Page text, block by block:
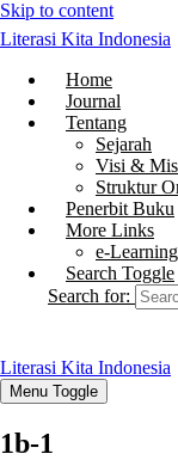
Skip to content
Literasi Kita Indonesia
Home
Journal
Tentang
Sejarah
Visi &
Struktur
Penerbit Buku
More Links
e-Learning
Search Toggle
Search for:
Literasi Kita Indonesia
Menu Toggle
1b-1